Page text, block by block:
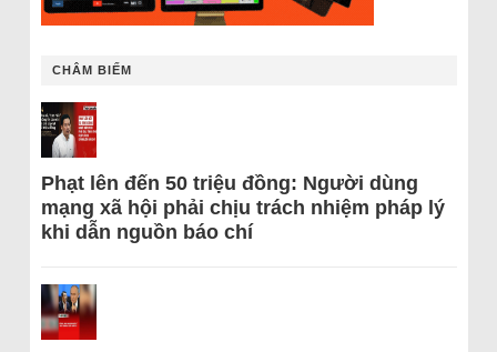
CHÂM BIẾM
Phạt lên đến 50 triệu đồng: Người dùng
mạng xã hội phải chịu trách nhiệm pháp lý
khi dẫn nguồn báo chí